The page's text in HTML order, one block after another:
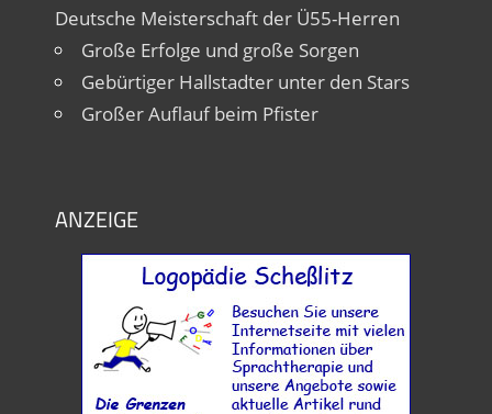
Deutsche Meisterschaft der Ü55-Herren
Große Erfolge und große Sorgen
Gebürtiger Hallstadter unter den Stars
Großer Auflauf beim Pfister
ANZEIGE